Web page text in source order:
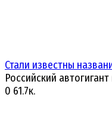
Стали известны
Российский
0 61.7к.